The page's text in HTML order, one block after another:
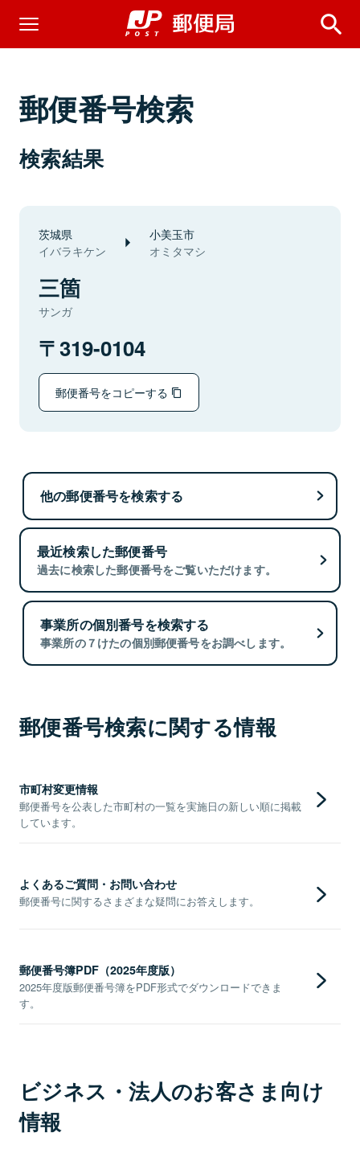
郵便番号検索
検索結果
茨城県
イバラキケン
小美玉市
オミタマシ
三箇
サンガ
319-0104
郵便番号をコピーする
他の郵便番号を検索する
最近検索した郵便番号
過去に検索した郵便番号をご覧いただけます。
事業所の個別番号を検索する
事業所の７けたの個別郵便番号をお調べします。
郵便番号検索に関する情報
市町村変更情報
郵便番号を公表した市町村の一覧を実施日の新しい順に掲載
しています。
よくあるご質問・お問い合わせ
郵便番号に関するさまざまな疑問にお答えします。
郵便番号簿PDF（2025年度版）
2025年度版郵便番号簿をPDF形式でダウンロードできま
す。
ビジネス・法人のお客さま向け
情報